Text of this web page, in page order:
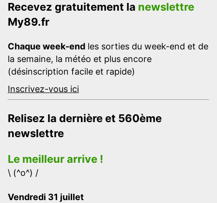
Recevez gratuitement la newslettre
My89.fr
Chaque week-end les sorties du week-end et de
la semaine, la météo et plus encore
(désinscription facile et rapide)
Inscrivez-vous ici
Relisez la dernière et 560ème
newslettre
Le meilleur arrive !
\ (^o^) /
Vendredi 31 juillet